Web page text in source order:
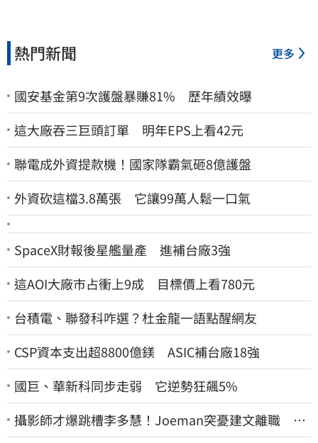
熱門新聞 更多
國安基金第9次護盤暴賺81% 歷年績效曝
這大廠吞三巨頭訂單 明年EPS上看42元
聯電成外資提款機！國家隊霸氣砸8億護盤
外資砍這檔3.8萬張 它讓99萬人鬆一口氣
SpaceX財報後星艦量產 進補台廠3強
這AOI大廠市占衝上9成 目標價上看780元
台積電、聯發科咋選？杜金龍一語點醒網友
CSP資本支出超8800億鎂 ASIC補台廠18強
國巨、華新科同步走弱 它逆勢狂飆5%
攝影師才爆跳槽李多慧！Joeman突憂建文離職 發
聲「其實我很清楚」